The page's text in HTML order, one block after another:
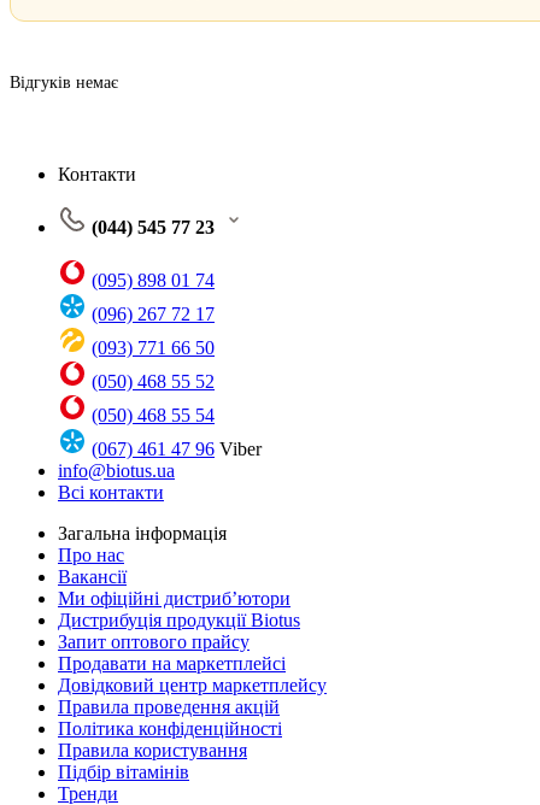
Відгуків немає
Контакти
(044) 545 77 23
(095) 898 01 74
(096) 267 72 17
(093) 771 66 50
(050) 468 55 52
(050) 468 55 54
(067) 461 47 96 Viber
info@biotus.ua
Всі контакти
Загальна інформація
Про нас
Вакансії
Ми офіційні дистриб’ютори
Дистрибуція продукції Biotus
Запит оптового прайсу
Продавати на маркетплейсі
Довідковий центр маркетплейсу
Правила проведення акцій
Політика конфіденційності
Правила користування
Підбір вітамінів
Тренди